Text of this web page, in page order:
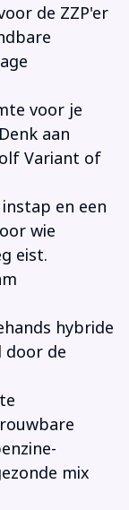
de ZZP'er
voor je
aan
Variant of
en een
wie
eist.
hybride
door de
mix